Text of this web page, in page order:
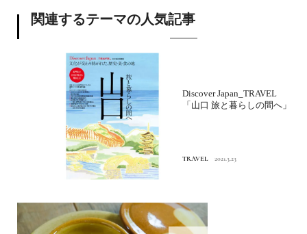
関連するテーマの人気記事
Discover Japan_TRAVEL
「山口 旅と暮らしの間へ」
TRAVEL 2021.3.23